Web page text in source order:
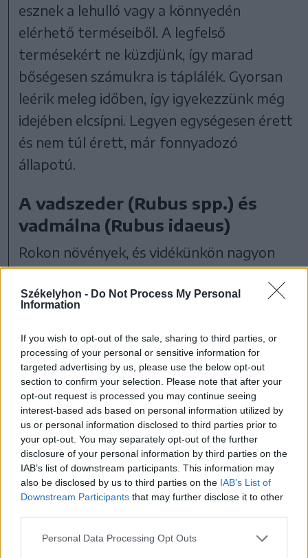
Székelyhon - Do Not Process My Personal
Information
If you wish to opt-out of the sale, sharing to third parties, or
processing of your personal or sensitive information for
targeted advertising by us, please use the below opt-out
section to confirm your selection. Please note that after your
opt-out request is processed you may continue seeing
interest-based ads based on personal information utilized by
us or personal information disclosed to third parties prior to
your opt-out. You may separately opt-out of the further
disclosure of your personal information by third parties on the
IAB’s list of downstream participants. This information may
also be disclosed by us to third parties on the IAB’s List of
Downstream Participants that may further disclose it to other
Personal Data Processing Opt Outs
esznek a lehulló vagy a könnyedén
elérhető terméseiből. A legfelső
termésekért ne küzdjünk, így marad
bőségesen számukra is táplálék. Gyorsan
leérik meleg időben, így igyekezzünk még
idejében elcsípni. Legyen egységesen érett
és nem túl érett, már fonnyadozó
állapotú.
A vadszeder (Rubus spp.) és
vadmálna (Rubus idaeus)
Rokon növények, és vidékünkön nagyon
sok család előszeretettel gyűjti az érett
terméseit. Gyűjtés közben legyünk
zamatos gyümölcsökre. Hangoskodjunk
rendszeresen, és igyekezzünk távol
tartani a medvéket magas és vékony
hangok kiadásával, de akár tapsolhatunk,
és egyszerűen hahózhatunk, illetve
héhózhatunk is. Közismert gyümölcsnek
számítanak, és
gyűjtés közben a